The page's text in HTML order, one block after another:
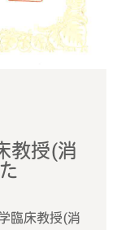
教授(消
臨床教授(消